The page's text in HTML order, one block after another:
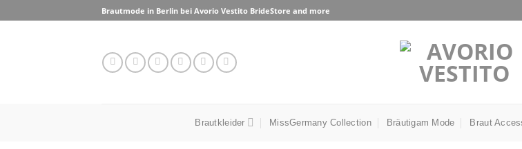
to
Brautmode in Berlin bei Avorio Vestito BrideStore and more
Brautkleider MissGermany Collection Bräutigam Mode Braut